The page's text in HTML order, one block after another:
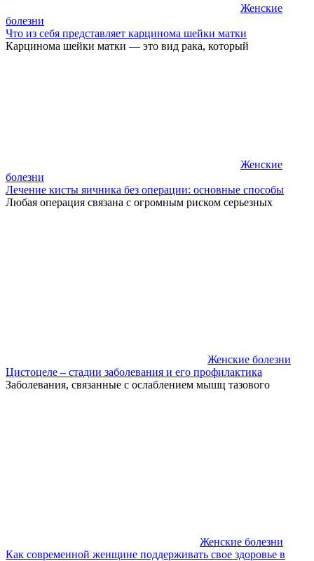
Женские
болезни
Что из себя представляет карцинома шейки матки
Карцинома шейки матки — это вид рака, который
Женские
болезни
Лечение кисты яичника без операции: основные способы
Любая операция связана с огромным риском серьезных
Женские болезни
Цистоцеле – стадии заболевания и его профилактика
Заболевания, связанные с ослаблением мышц тазового
Женские болезни
Как современной женщине поддерживать свое здоровье в